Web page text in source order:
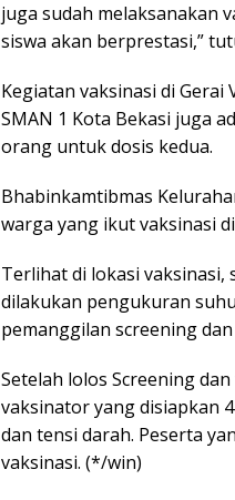
juga sudah melaksanakan
siswa akan berprestasi,”
Kegiatan vaksinasi di
SMAN 1 Kota Bekasi juga
orang untuk dosis kedua.
Bhabinkamtibmas
warga yang ikut vaksinasi
Terlihat di lokasi vaksinasi,
dilakukan pengukuran
pemanggilan screening
Setelah lolos Screening
vaksinator yang disiapkan
dan tensi darah. Peserta
vaksinasi. (*/win)